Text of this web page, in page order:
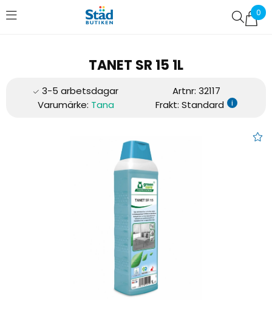
0
Favoriter (0)
TANET SR 15 1L
Artnr: 32117
Varumärke: Tana Frakt: Standard i